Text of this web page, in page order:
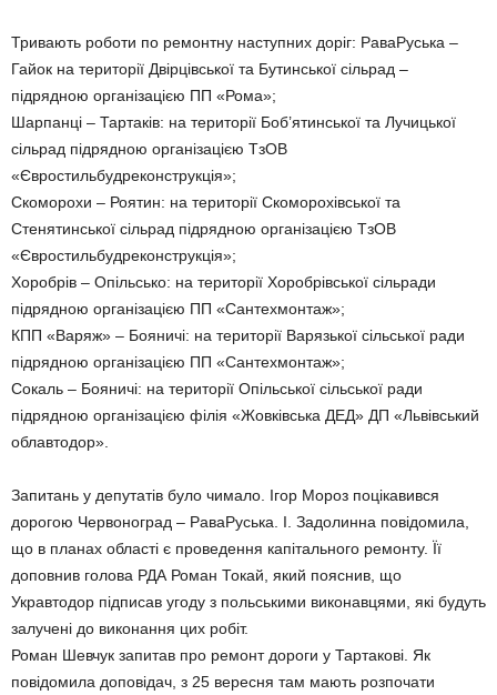
Тривають роботи по ремонтну наступних доріг: РаваРуська –
Гайок на території Двірцівської та Бутинської сільрад –
підрядною організацією ПП «Рома»;
Шарпанці – Тартаків: на території Боб’ятинської та Лучицької
сільрад підрядною організацією ТзОВ
«Євростильбудреконструкція»;
Скоморохи – Роятин: на території Скоморохівської та
Стенятинської сільрад підрядною організацією ТзОВ
«Євростильбудреконструкція»;
Хоробрів – Опільсько: на території Хоробрівської сільради
підрядною організацією ПП «Сантехмонтаж»;
КПП «Варяж» – Бояничі: на території Варязької сільської ради
підрядною організацією ПП «Сантехмонтаж»;
Сокаль – Бояничі: на території Опільської сільської ради
підрядною організацією філія «Жовківська ДЕД» ДП «Львівський
облавтодор».
Запитань у депутатів було чимало. Ігор Мороз поцікавився
дорогою Червоноград – РаваРуська. І. Задолинна повідомила,
що в планах області є проведення капітального ремонту. Її
доповнив голова РДА Роман Токай, який пояснив, що
Укравтодор підписав угоду з польськими виконавцями, які будуть
залучені до виконання цих робіт.
Роман Шевчук запитав про ремонт дороги у Тартакові. Як
повідомила доповідач, з 25 вересня там мають розпочати